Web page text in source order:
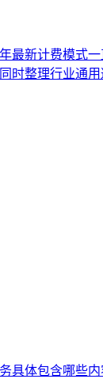
新计费模式
整理行业通
具体包含哪些